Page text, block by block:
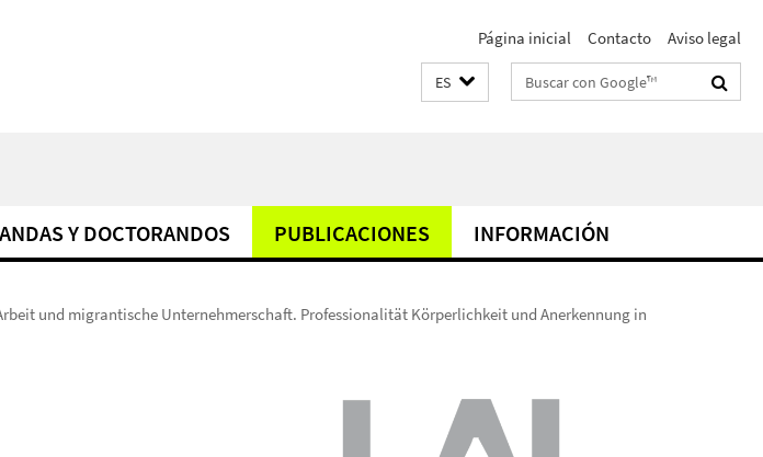
Página inicial Contacto Aviso legal
ES Suchbegriffe
Y DOCTORANDOS PUBLICACIONES INFORMACIÓN
und migrantische Unternehmerschaft. Professionalität Körperlichkeit und Anerkennung in